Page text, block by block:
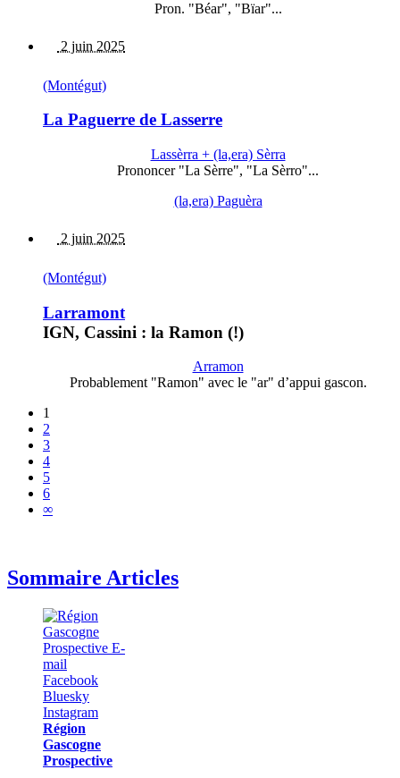
Pron. "Béar", "Bïar"...
2 juin 2025
(Montégut)
La Paguerre de Lasserre
Lassèrra + (la,era) Sèrra
Prononcer "La Sèrre", "La Sèrro"...
(la,era) Paguèra
2 juin 2025
(Montégut)
Larramont
IGN, Cassini : la Ramon (!)
Arramon
Probablement "Ramon" avec le "ar" d’appui gascon.
1
2
3
4
5
6
∞
Sommaire Articles
Région
Gascogne
Prospective